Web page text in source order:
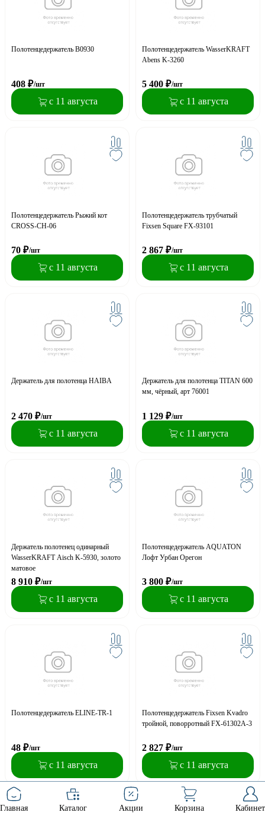
Полотенцедержатель B0930
408 ₽/шт
с 11 августа
Полотенцедержатель WasserKRAFT
Abens K-3260
5 400 ₽/шт
с 11 августа
Полотенцедержатель Рыжий кот
CROSS-CH-06
70 ₽/шт
с 11 августа
Полотенцедержатель трубчатый
Fixsen Square FX-93101
2 867 ₽/шт
с 11 августа
Держатель для полотенца HAIBA
2 470 ₽/шт
с 11 августа
Держатель для полотенца TITAN 600
мм, чёрный, арт 76001
1 129 ₽/шт
с 11 августа
Держатель полотенец одинарный
WasserKRAFT Aisch K-5930, золото
матовое
8 910 ₽/шт
с 11 августа
Полотенцедержатель AQUATON
Лофт Урбан Орегон
3 800 ₽/шт
с 11 августа
Полотенцедержатель ELINE-TR-1
48 ₽/шт
с 11 августа
Полотенцедержатель Fixsen Kvadro
тройной, поворротный FX-61302A-3
2 827 ₽/шт
с 11 августа
Главная Каталог Акции Корзина Кабинет